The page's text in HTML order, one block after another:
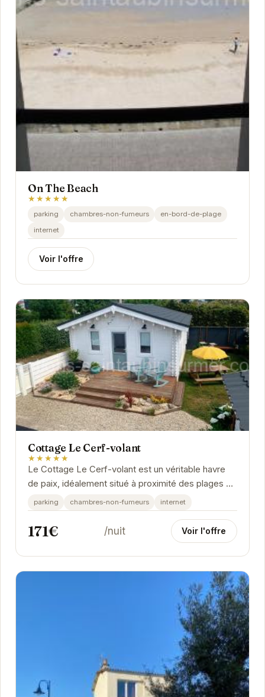
On The Beach
★★★★★
parking chambres-non-fumeurs
en-bord-de-plage
internet
Voir l'offre
Cottage Le Cerf-volant
★★★★★
Le Cottage Le Cerf-volant est un véritable havre
de paix, idéalement situé à proximité des plages de
Saint-Aubin-sur-Mer.
parking chambres-non-fumeurs internet
171€ /nuit Voir l'offre